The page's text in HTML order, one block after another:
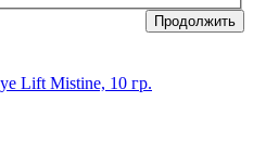
Продолжить